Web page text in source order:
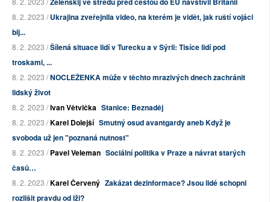
8. 2. 2023 /Ukrajina zveřejnila video, na kterém je vidět, jak ruští vojáci
bij...
8. 2. 2023 /Šílená situace lidí v Turecku a v Sýrii: Tisíce lidí pod
troskami, ...
8. 2. 2023 /NOCLEŽENKA může v těchto mrazivých dnech zachránit
lidský život
8. 2. 2023 /Ivan Větvička Stanice: Beznaděj
8. 2. 2023 /Karel Dolejší Smutný osud avantgardy aneb Když je
svoboda už jen "poznaná nutnost"
8. 2. 2023 /Pavel Veleman Sociální politika v Praze a návrat starých
časů…
8. 2. 2023 /Karel Červený Zakázat dezinformace? Jsou lidé schopni
rozlišit pravdu od lži?